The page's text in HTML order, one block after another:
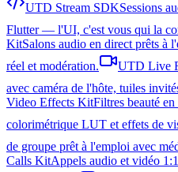
UTD Stream SDKSessions
Flutter — l'UI, c'est vous qui la
KitSalons audio en direct prêts à
réel et modération.
UTD Live
avec caméra de l'hôte, tuiles
Video Effects KitFiltres beauté
colorimétrique LUT et effets de
de groupe prêt à l'emploi avec
Calls KitAppels audio et vidéo